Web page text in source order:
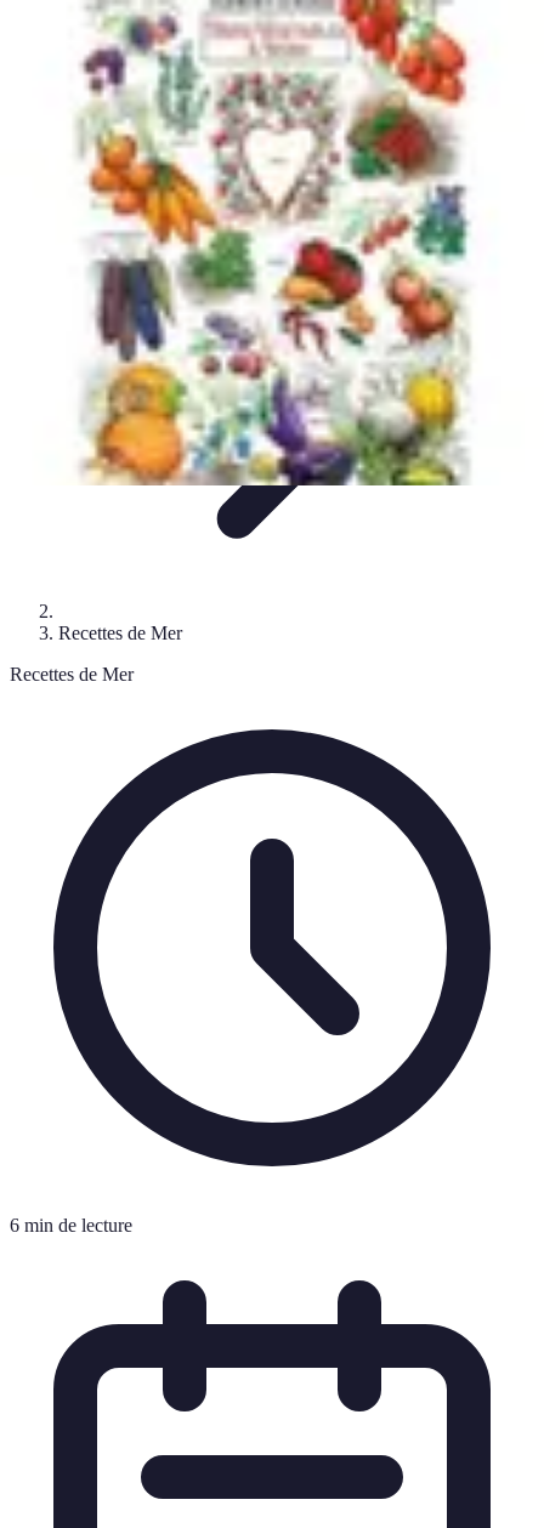
Cuisine Bretonne
Recettes et PâtisseriesRecettes et TraditionsRecettesRecettes
TraditionnellesAccords Mets et Vins
Cuisine Bretonne
Recettes de Mer
Recettes de Mer
6 min de lecture